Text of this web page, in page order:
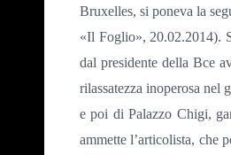
Bruxelles, si poneva la
«Il Foglio», 20.02.2014).
dal presidente della Bce
rilassatezza inoperosa nel
e poi di Palazzo Chigi,
ammette l’articolista, che